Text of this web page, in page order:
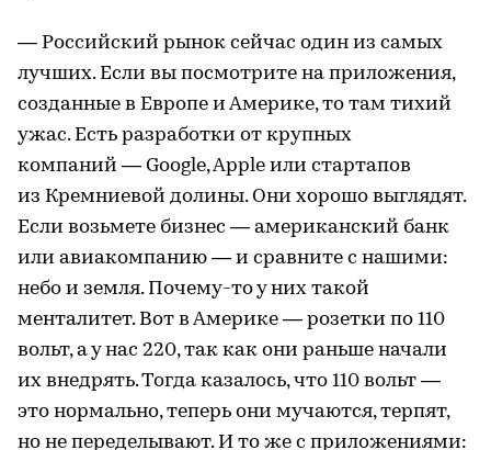
— Российский рынок сейчас один из самых
лучших. Если вы посмотрите на приложения,
созданные в Европе и Америке, то там тихий
ужас. Есть разработки от крупных
компаний — Google, Apple или стартапов
из Кремниевой долины. Они хорошо выглядят.
Если возьмете бизнес — американский банк
или авиакомпанию — и сравните с нашими:
небо и земля. Почему-то у них такой
менталитет. Вот в Америке — розетки по 110
вольт, а у нас 220, так как они раньше начали
их внедрять. Тогда казалось, что 110 вольт —
это нормально, теперь они мучаются, терпят,
но не переделывают. И то же с приложениями: